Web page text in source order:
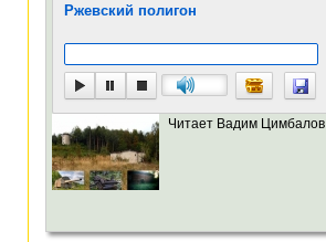
Ржевский полигон
Читает Вадим Цимбалов